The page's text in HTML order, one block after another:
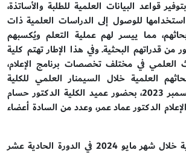
قواعد البيانات العلمية للطلبة والأساتذة،
للوصول إلى الدراسات العلمية ذات
مما ييسر لهم عملية التعلم ويُكسبهم
من قدراتهم البحثية.وفي هذا الإطار تهتم كلية
العلمي في مختلف تخصصات برنامج الإعلام،
العلمية خلال السيمنار العلمي للكلية
والمنعقد في شهر ديسمبر 2023، بحضور عميد الكلية الدكتور حسام
الدكتور عماد عمر، وعدد من السادة أعضاء
شارك طلبة الكلية خلال شهر مايو 2024 في الدورة الحادية عشر